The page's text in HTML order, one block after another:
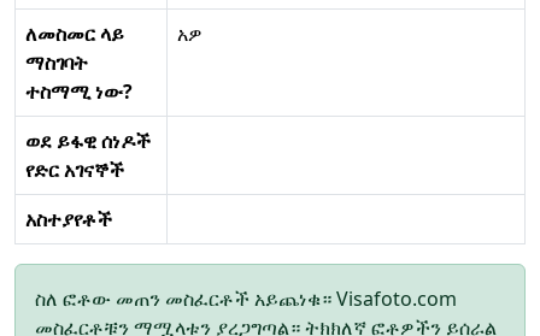
ለመስመር ላይ
ማስገባት
ተስማሚ ነው?
አዎ
ወደ ይፋዊ ሰነዶች
የድር አገናኞች
አስተያየቶች
ስለ ፎቶው መጠን መስፈርቶች አይጨነቁ። Visafoto.com
መስፈርቶቹን ማሟላቱን ያረጋግጣል። ትክክለኛ ፎቶዎችን ይሰራል